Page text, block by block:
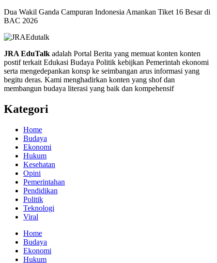
Dua Wakil Ganda Campuran Indonesia Amankan Tiket 16 Besar di
BAC 2026
JRA EduTalk adalah Portal Berita yang memuat konten konten
postif terkait Edukasi Budaya Politik kebijkan Pemerintah ekonomi
serta mengedepankan konsp ke seimbangan arus informasi yang
begitu deras. Kami menghadirkan konten yang shof dan
membangun budaya literasi yang baik dan kompehensif
Kategori
Home
Budaya
Ekonomi
Hukum
Kesehatan
Opini
Pemerintahan
Pendidikan
Politik
Teknologi
Viral
Home
Budaya
Ekonomi
Hukum